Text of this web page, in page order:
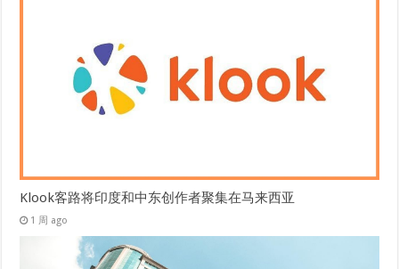
Klook客路将印度和中东创作者聚集在马来西亚
1 周 ago